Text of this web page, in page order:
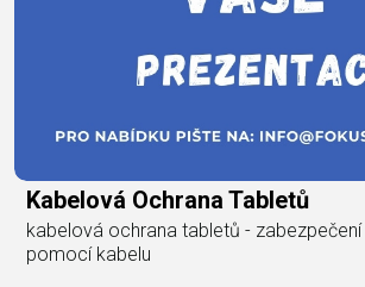
Kabelová Ochrana Tabletů
kabelová ochrana tabletů -
pomocí kabelu